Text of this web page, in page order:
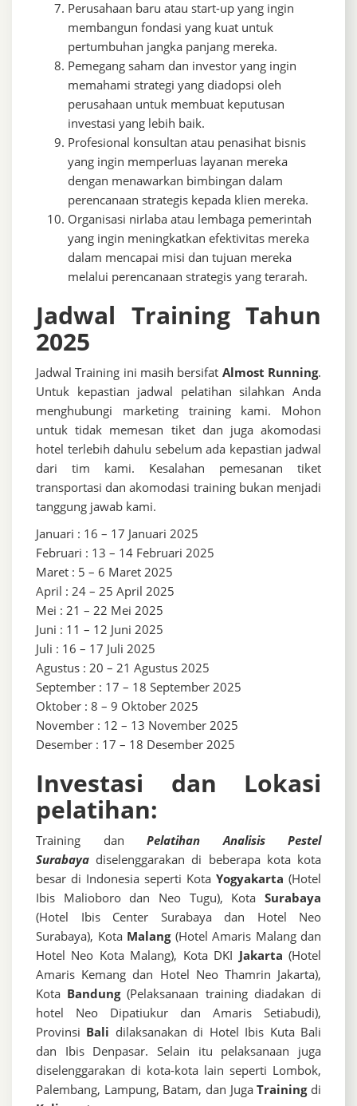
Perusahaan baru atau start-up yang ingin
membangun fondasi yang kuat untuk
pertumbuhan jangka panjang mereka.
Pemegang saham dan investor yang ingin
memahami strategi yang diadopsi oleh
perusahaan untuk membuat keputusan
investasi yang lebih baik.
Profesional konsultan atau penasihat bisnis
yang ingin memperluas layanan mereka
dengan menawarkan bimbingan dalam
perencanaan strategis kepada klien mereka.
Organisasi nirlaba atau lembaga pemerintah
yang ingin meningkatkan efektivitas mereka
dalam mencapai misi dan tujuan mereka
melalui perencanaan strategis yang terarah.
Jadwal Training Tahun
2025
Jadwal Training ini masih bersifat Almost Running.
Untuk kepastian jadwal pelatihan silahkan Anda
menghubungi marketing training kami. Mohon
untuk tidak memesan tiket dan juga akomodasi
hotel terlebih dahulu sebelum ada kepastian jadwal
dari tim kami. Kesalahan pemesanan tiket
transportasi dan akomodasi training bukan menjadi
tanggung jawab kami.
Januari : 16 – 17 Januari 2025
Februari : 13 – 14 Februari 2025
Maret : 5 – 6 Maret 2025
April : 24 – 25 April 2025
Mei : 21 – 22 Mei 2025
Juni : 11 – 12 Juni 2025
Juli : 16 – 17 Juli 2025
Agustus : 20 – 21 Agustus 2025
September : 17 – 18 September 2025
Oktober : 8 – 9 Oktober 2025
November : 12 – 13 November 2025
Desember : 17 – 18 Desember 2025
Investasi dan Lokasi
pelatihan:
Training dan Pelatihan Analisis Pestel
Surabaya diselenggarakan di beberapa kota kota
besar di Indonesia seperti Kota Yogyakarta (Hotel
Ibis Malioboro dan Neo Tugu), Kota Surabaya
(Hotel Ibis Center Surabaya dan Hotel Neo
Surabaya), Kota Malang(Hotel Amaris Malang dan
Hotel Neo Kota Malang), Kota DKI Jakarta (Hotel
Amaris Kemang dan Hotel Neo Thamrin Jakarta),
Kota Bandung(Pelaksanaan training diadakan di
hotel Neo Dipatiukur dan Amaris Setiabudi),
Provinsi Bali dilaksanakan di Hotel Ibis Kuta Bali
dan Ibis Denpasar. Selain itu pelaksanaan juga
diselenggarakan di kota-kota lain seperti Lombok,
Palembang, Lampung, Batam, dan JugaTrainingdi